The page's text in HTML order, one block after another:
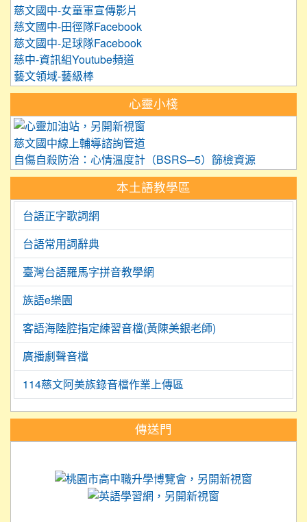
慈文國中-女童軍宣傳影片
慈文國中-田徑隊Facebook
慈文國中-足球隊Facebook
慈中-資訊組Youtube頻道
藝文領域-藝級棒
心靈小棧
慈文國中線上輔導諮詢管道
自傷自殺防治：心情溫度計（BSRS─5）篩檢資源
本土語教學區
台語正字歌詞網
台語常用詞辭典
臺灣台語羅馬字拼音教學網
族語e樂園
客語海陸腔指定練習音檔(黃陳美銀老師)
廣播劇聲音檔
114慈文阿美族錄音檔作業上傳區
傳送門